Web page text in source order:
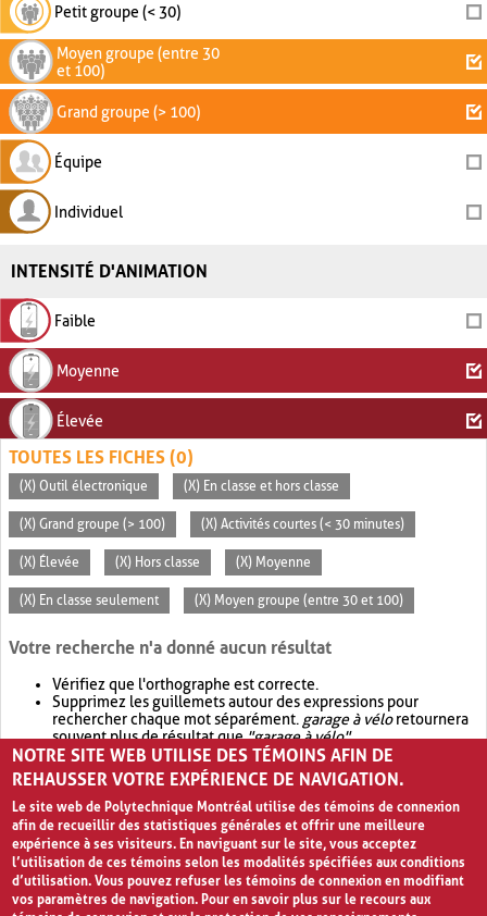
Petit groupe (< 30)
Moyen groupe (entre 30
et 100)
Grand groupe (> 100)
Équipe
Individuel
INTENSITÉ D'ANIMATION
Faible
Moyenne
Élevée
TOUTES LES FICHES (0)
(X) Outil électronique (X) En classe et hors classe
(X) Grand groupe (> 100) (X) Activités courtes (< 30 minutes)
(X) Élevée (X) Hors classe (X) Moyenne
(X) En classe seulement (X) Moyen groupe (entre 30 et 100)
Votre recherche n'a donné aucun résultat
Vérifiez que l'orthographe est correcte.
Supprimez les guillemets autour des expressions pour
rechercher chaque mot séparément. garage à véloretournera
souvent plus de résultat que"garage à vélo".
Envisagez d'élargir votre recherche avec OR.garage OR vélo
retournera souvent plus de résultat quegarage à vélo
NOTRE SITE WEB UTILISE DES TÉMOINS AFIN DE
REHAUSSER VOTRE EXPÉRIENCE DE NAVIGATION.
Le site web de Polytechnique Montréal utilise des témoins de connexion
afin de recueillir des statistiques générales et offrir une meilleure
expérience à ses visiteurs. En naviguant sur le site, vous acceptez
l’utilisation de ces témoins selon les modalités spécifiées aux conditions
d’utilisation. Vous pouvez refuser les témoins de connexion en modifiant
vos paramètres de navigation. Pour en savoir plus sur le recours aux